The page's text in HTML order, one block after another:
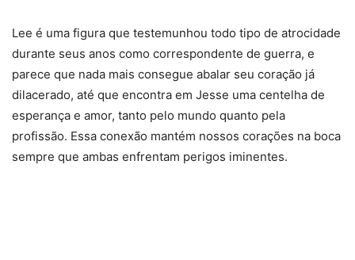
Lee é uma figura que testemunhou todo tipo de atrocidade
durante seus anos como correspondente de guerra, e
parece que nada mais consegue abalar seu coração já
dilacerado, até que encontra em Jesse uma centelha de
esperança e amor, tanto pelo mundo quanto pela
profissão. Essa conexão mantém nossos corações na boca
sempre que ambas enfrentam perigos iminentes.